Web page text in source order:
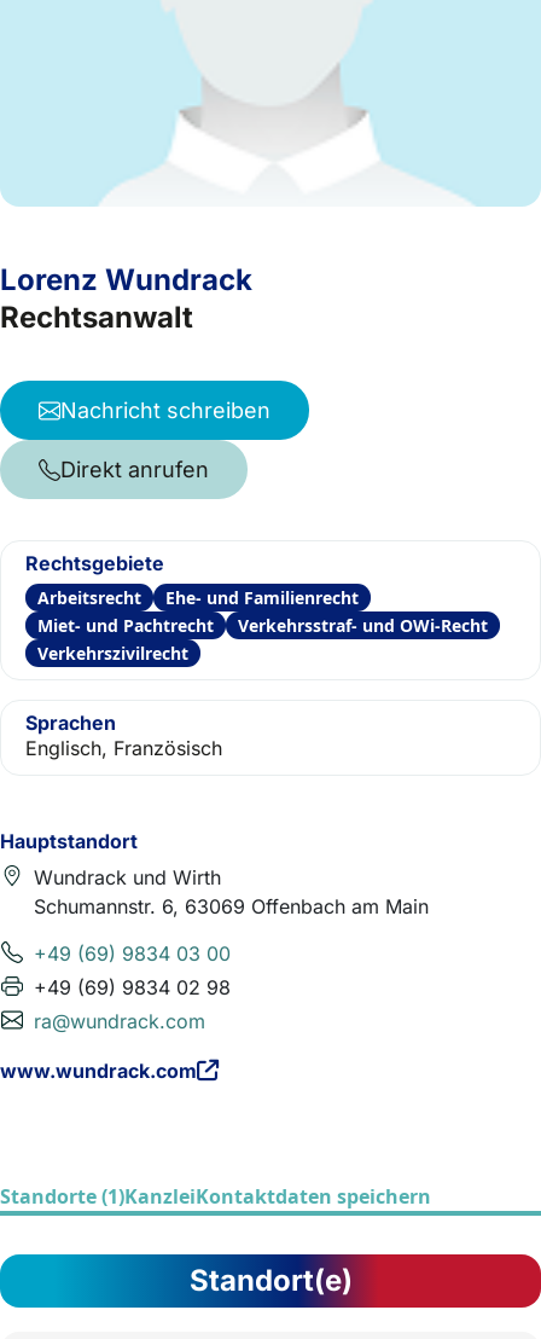
Hauptstandort
Wundrack und Wirth
Schumannstr. 6, 63069 Offenbach am Main
+49 (69) 9834 03 00
+49 (69) 9834 02 98
ra@wundrack.com
www.wundrack.com
Lorenz Wundrack
Rechtsanwalt
Nachricht schreiben
Direkt anrufen
Rechtsgebiete
Arbeitsrecht
Ehe- und Familienrecht
Miet- und Pachtrecht
Verkehrsstraf- und OWi-Recht
Verkehrszivilrecht
Sprachen
Englisch, Französisch
Standorte (1)KanzleiKontaktdaten speichern
Standort(e)